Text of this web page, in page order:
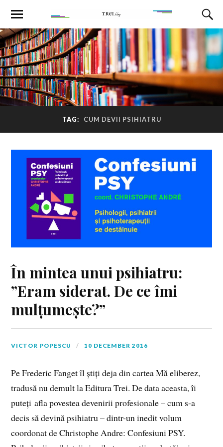
TAG: CUM DEVII PSIHIATRU
În mintea unui psihiatru:
”Eram siderat. De ce îmi
mulțumește?”
VICTOR POPESCU 10 DECEMBER 2016
Pe Frederic Fanget îl știți deja din cartea Mă eliberez,
tradusă nu demult la Editura Trei. De data aceasta, îi
puteți afla povestea devenirii profesionale – cum s-a
decis să devină psihiatru – dintr-un inedit volum
coordonat de Christophe Andre: Confesiuni PSY.